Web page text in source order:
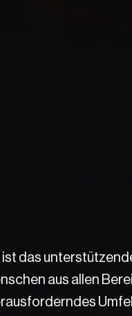
das
aus allen